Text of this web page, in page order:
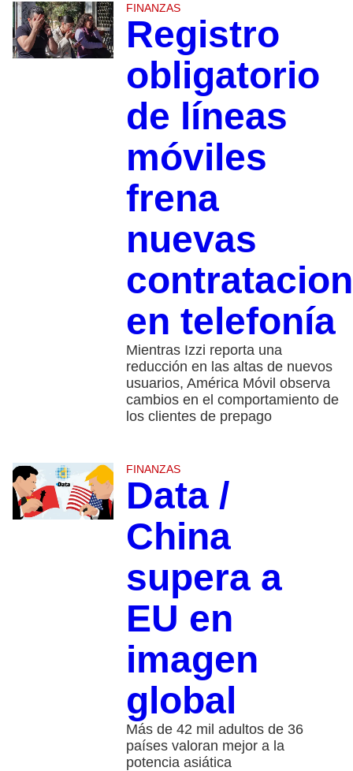
FINANZAS
Registro
obligatorio
de líneas
móviles
frena
nuevas
en telefonía
Mientras Izzi reporta una
reducción en las altas de nuevos
usuarios, América Móvil observa
cambios en el comportamiento de
los clientes de prepago
FINANZAS
Data /
China
supera a
EU en
imagen
global
Más de 42 mil adultos de 36
países valoran mejor a la
potencia asiática